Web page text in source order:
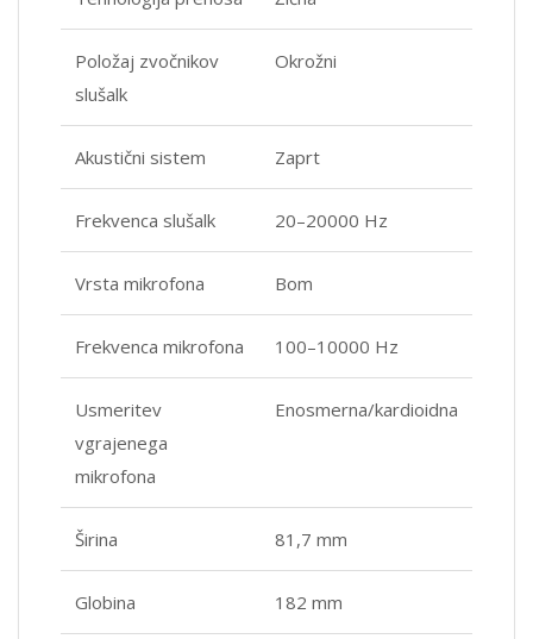
Položaj zvočnikov
slušalk
Okrožni
Akustični sistem Zaprt
Frekvenca slušalk 20–20000 Hz
Vrsta mikrofona Bom
Frekvenca mikrofona 100–10000 Hz
Usmeritev
vgrajenega
mikrofona
Enosmerna/kardioidna
Širina 81,7 mm
Globina 182 mm